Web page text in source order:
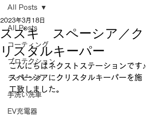
All Posts
コーティング
プロテクション
ラッピング
手洗い洗車
EV充電器
All Posts
スズキ スペーシア／ク
リスタルキーパー
2023年3月18日
こんにちはネクストステーションです♪
スペーシアにクリスタルキーパーを施
工致しました。